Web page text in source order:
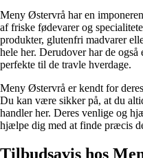
Meny Østervrå har en
af friske fødevarer og
produkter, glutenfri madvarer
hele her. Derudover har de
perfekte til de travle hverdage.
Meny Østervrå er kendt for
Du kan være sikker på, at du
handler her. Deres venlige og
hjælpe dig med at finde præcis
Tilbudsavis hos